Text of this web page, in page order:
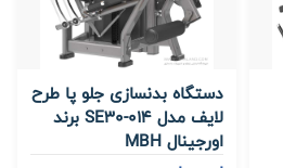
دستگاه بدنسازی جلو پا طرح
لایف مدل SE30-014 برند
اورجینال MBH